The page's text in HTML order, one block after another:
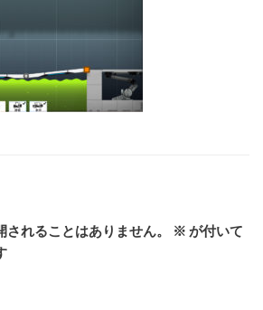
れることはありません。 ※ が付いて